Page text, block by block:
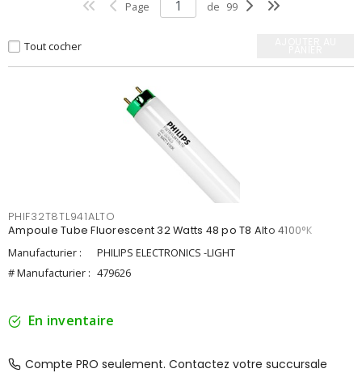
Page de 99
Tout cocher
PHIF32T8TL941ALTO
Ampoule Tube Fluorescent 32 Watts 48 po T8 Alto 4100°K
Manufacturier :
PHILIPS ELECTRONICS -LIGHT
# Manufacturier : 479626
En inventaire
Compte PRO seulement. Contactez votre succursale